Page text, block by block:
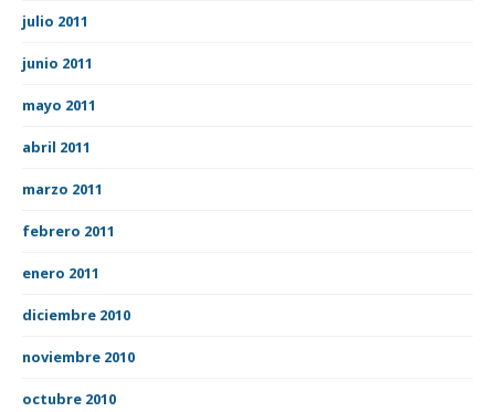
julio 2011
junio 2011
mayo 2011
abril 2011
marzo 2011
febrero 2011
enero 2011
diciembre 2010
noviembre 2010
octubre 2010